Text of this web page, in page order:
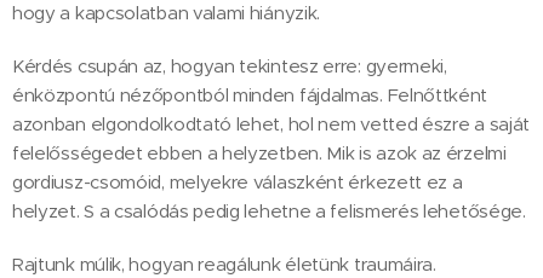
hogy a kapcsolatban valami hiányzik.
Kérdés csupán az, hogyan tekintesz erre: gyermeki,
énközpontú nézőpontból minden fájdalmas. Felnőttként
azonban elgondolkodtató lehet, hol nem vetted észre a saját
felelősségedet ebben a helyzetben. Mik is azok az érzelmi
gordiusz-csomóid, melyekre válaszként érkezett ez a
helyzet. S a csalódás pedig lehetne a felismerés lehetősége.
Rajtunk múlik, hogyan reagálunk életünk traumáira.